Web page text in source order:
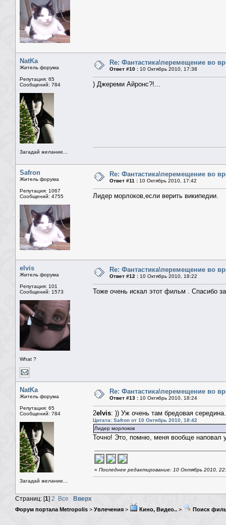
NatKa
Житель форума
Репутация: 65
Сообщений: 784
Загадай желание...
Re: Фантастика\перемещение во
Ответ #10 : 10 Октябрь 2010, 17:38
) Джереми Айронс?!...
Safron
Житель форума
Репутация: 1067
Сообщений: 4755
Re: Фантастика\перемещение во
Ответ #11 : 10 Октябрь 2010, 17:42
Лидер морлоков,если верить википедии.
elvis
Житель форума
Репутация: 101
Сообщений: 1573
What ?
Re: Фантастика\перемещение во
Ответ #12 : 10 Октябрь 2010, 18:22
Тоже очень искал этот фильм . Спасибо
NatKa
Житель форума
Репутация: 65
Сообщений: 784
Загадай желание...
Re: Фантастика\перемещение во
Ответ #13 : 10 Октябрь 2010, 18:24
2elvis: )) Уж очень там бредовая середина.
Цитата: Safron от 10 Октябрь 2010, 18:42
Лидер морлоков
Точно! Это, помню, меня вообще наповал
« Последнее редактирование: 10 Октябрь 2010,
Страниц: [1] 2 Все Вверх
Форум портала Metropolis > Увлечения > Кино, Видео.. > Поиск